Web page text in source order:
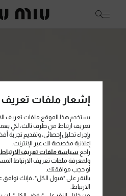
إشعار ملفات تعريف
يستخدم هذا الموقع ملفات تعريف
تعريف ارتباط من طرف ثالث، لكي
بإجراء تحليل إحصائي، وتقديم
إعلانية مخصصة لك عبر الإنترنت.
راجع سياسة ملفات تعريف الارتباط
ولمعرفة ملفات تعريف الارتباط
أو حجب موافقتك.
بالنقر على "قبول الكل"، فإنك
الارتباط.